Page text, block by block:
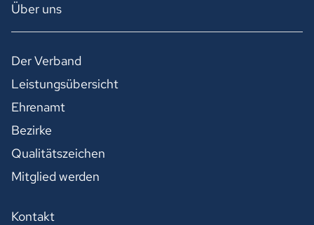
Über uns
Der Verband
Leistungsübersicht
Ehrenamt
Bezirke
Qualitätszeichen
Mitglied werden
Kontakt